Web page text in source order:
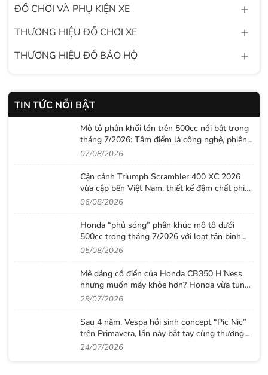
ĐỒ CHƠI VÀ PHỤ KIỆN XE
THƯƠNG HIỆU ĐỒ CHƠI XE
THƯƠNG HIỆU ĐỒ BẢO HỘ
TIN TỨC NỔI BẬT
Mô tô phân khối lớn trên 500cc nổi bật trong
tháng 7/2026: Tâm điểm là công nghệ, phiên
bản giới hạn và những cấu hình “đỉnh”
07/08/2026
Cận cảnh Triumph Scrambler 400 XC 2026
vừa cập bến Việt Nam, thiết kế đậm chất phiêu
lưu cùng mức giá dễ tiếp cận
06/08/2026
Honda “phủ sóng” phân khúc mô tô dưới
500cc trong tháng 7/2026 với loạt tân binh
đáng chú ý
05/08/2026
Mê dáng cổ điển của Honda CB350 H’Ness
nhưng muốn máy khỏe hơn? Honda vừa tung
ra lời giải với CB500 mới
29/07/2026
Sau 4 năm, Vespa hồi sinh concept “Pic Nic”
trên Primavera, lần này bắt tay cùng thương
hiệu thời trang Gigi
24/07/2026